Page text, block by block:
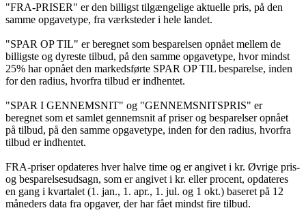
"FRA-PRISER" er den billigst tilgængelige aktuelle pris, på den
samme opgavetype, fra værksteder i hele landet.
"SPAR OP TIL" er beregnet som besparelsen opnået mellem de
billigste og dyreste tilbud, på den samme opgavetype, hvor mindst
25% har opnået den markedsførte SPAR OP TIL besparelse, inden
for den radius, hvorfra tilbud er indhentet.
"SPAR I GENNEMSNIT" og "GENNEMSNITSPRIS" er
beregnet som et samlet gennemsnit af priser og besparelser opnået
på tilbud, på den samme opgavetype, inden for den radius, hvorfra
tilbud er indhentet.
FRA-priser opdateres hver halve time og er angivet i kr. Øvrige pris-
og besparelsesudsagn, som er angivet i kr. eller procent, opdateres
en gang i kvartalet (1. jan., 1. apr., 1. jul. og 1 okt.) baseret på 12
måneders data fra opgaver, der har fået mindst fire tilbud.